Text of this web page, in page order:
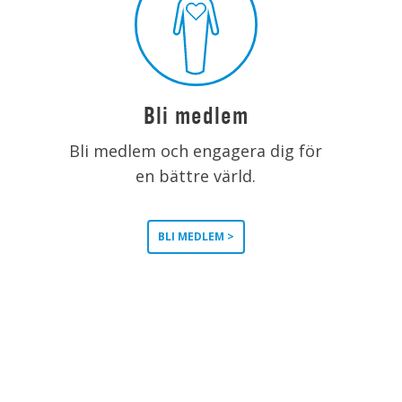
Bli medlem
Bli medlem och engagera dig för
en bättre värld.
BLI MEDLEM >